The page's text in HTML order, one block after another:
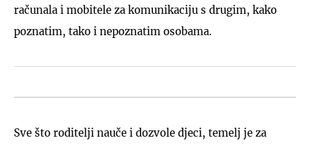
računala i mobitele za komunikaciju s drugim, kako
poznatim, tako i nepoznatim osobama.
Sve što roditelji nauče i dozvole djeci, temelj je za